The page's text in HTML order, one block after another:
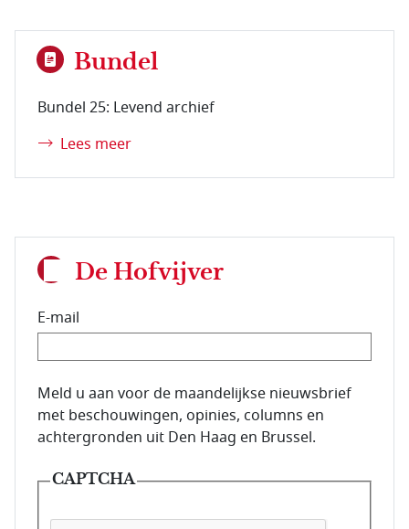
Bundel
Bundel 25: Levend archief
Lees meer
De Hofvijver
E-mail
E-mailadres van de abonnee.
Meld u aan voor de maandelijkse nieuwsbrief
met beschouwingen, opinies, columns en
achtergronden uit Den Haag en Brussel.
CAPTCHA